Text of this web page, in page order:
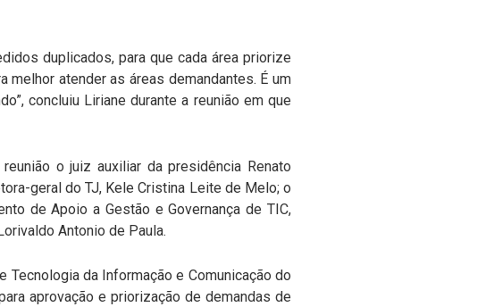
duplicados, para que cada área priorize
atender as áreas demandantes. É um
concluiu Liriane durante a reunião em que
o juiz auxiliar da presidência Renato
geral do TJ, Kele Cristina Leite de Melo; o
de Apoio a Gestão e Governança de TIC,
Antonio de Paula.
da Informação e Comunicação do
aprovação e priorização de demandas de